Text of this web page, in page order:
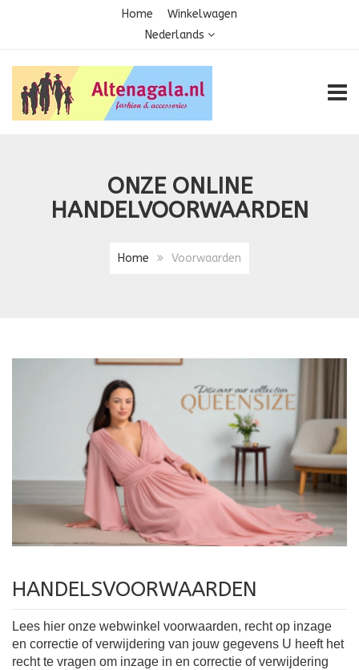
Home
Winkelwagen
Nederlands
ONZE ONLINE
HANDELVOORWAARDEN
Home Voorwaarden
HANDELSVOORWAARDEN
Lees hier onze webwinkel voorwaarden, recht op inzage
en correctie of verwijdering van jouw gegevens U heeft het
recht te vragen om inzage in en correctie of verwijdering